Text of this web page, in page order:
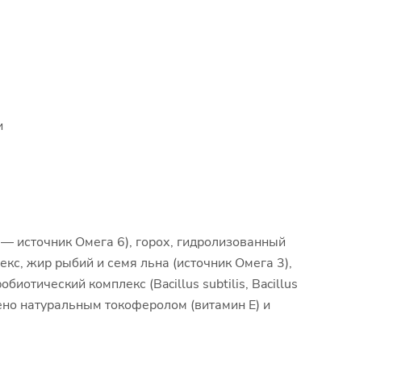
Омега 6), горох, гидролизованный
жир рыбий и семя льна (источник Омега 3),
комплекс (Bacillus subtilis, Bacillus
натуральным токоферолом (витамин Е) и